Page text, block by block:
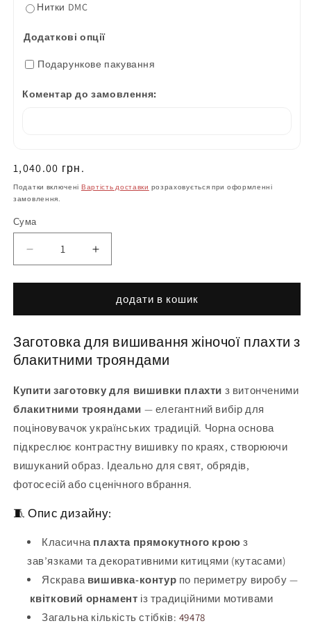
Нитки DMC
Додаткові опції
Подарункове пакування
Коментар до замовлення:
Нормальна
ціна
1,040.00 грн.
Податки включені Вартість доставки розраховується при оформленні
замовлення.
Сума
Зменшіть
кількість
Плахта
3
для
вишивання)
Збільшити
кількість
продукту
Плахта
жіноча
(заготовка
для
вишивання)
додати в кошик
Заготовка для вишивання жіночої плахти з
блакитними трояндами
Купити заготовку для вишивки плахти з витонченими
блакитними трояндами — елегантний вибір для
поціновувачок українських традицій. Чорна основа
підкреслює контрастну вишивку по краях, створюючи
вишуканий образ. Ідеально для свят, обрядів,
фотосесій або сценічного вбрання.
🧵 Опис дизайну:
Класична плахта прямокутного крою з
зав’язками та декоративними китицями (кутасами)
Яскрава вишивка-контур по периметру виробу —
квітковий орнамент із традиційними мотивами
Загальна кількість стібків: 49478